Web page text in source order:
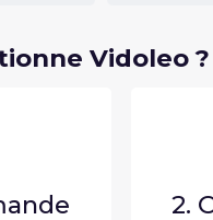
Vidoleo ?
2.